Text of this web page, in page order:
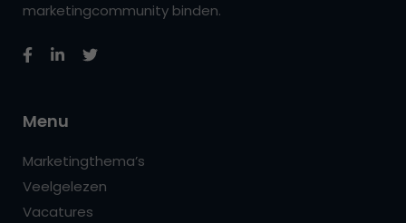
marketingcommunity binden.
Menu
Marketingthema’s
Veelgelezen
Vacatures